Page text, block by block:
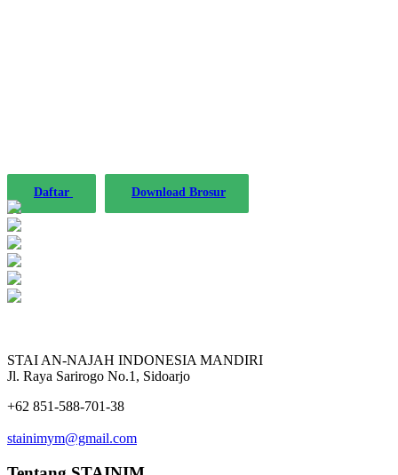
Daftar Download Brosur
STAI AN-NAJAH INDONESIA MANDIRI
Jl. Raya Sarirogo No.1, Sidoarjo
+62 851-588-701-38
stainimym@gmail.com